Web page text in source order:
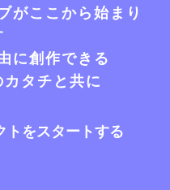
がここから始まり
に創作できる
タチと共に
トをスタートする